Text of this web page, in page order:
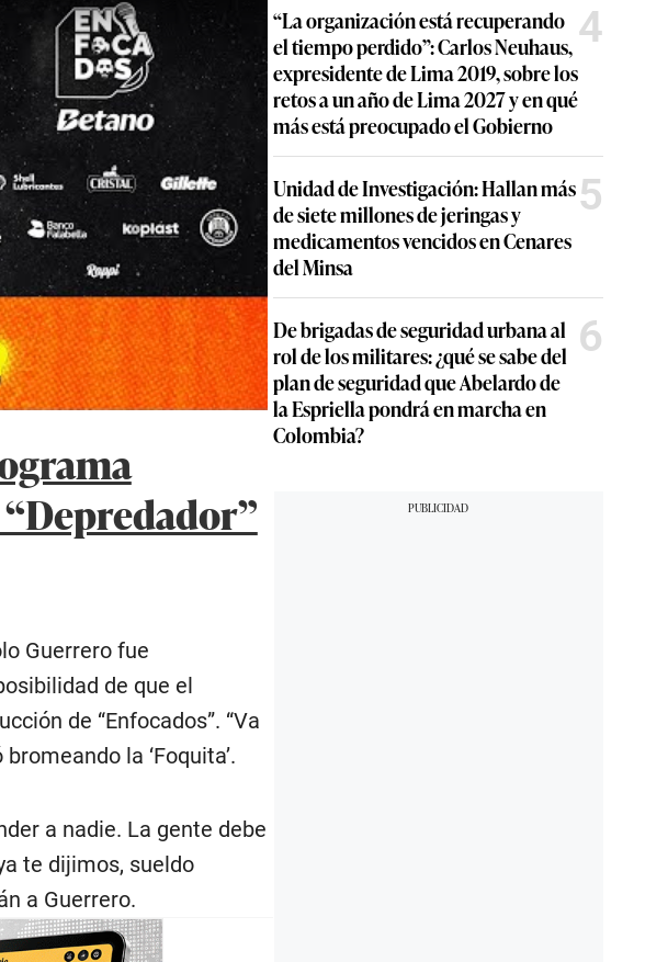
Guerrero fue
de que el
de “Enfocados”. “Va
la ‘Foquita’.
a nadie. La gente debe
te dijimos, sueldo
a Guerrero.
“La organización está recuperando
el tiempo perdido”: Carlos Neuhaus,
expresidente de Lima 2019, sobre los
retos a un año de Lima 2027 y en qué
más está preocupado el Gobierno
4
Unidad de Investigación: Hallan más
de siete millones de jeringas y
medicamentos vencidos en Cenares
del Minsa
5
De brigadas de seguridad urbana al
rol de los militares: ¿qué se sabe del
plan de seguridad que Abelardo de
la Espriella pondrá en marcha en
Colombia?
6